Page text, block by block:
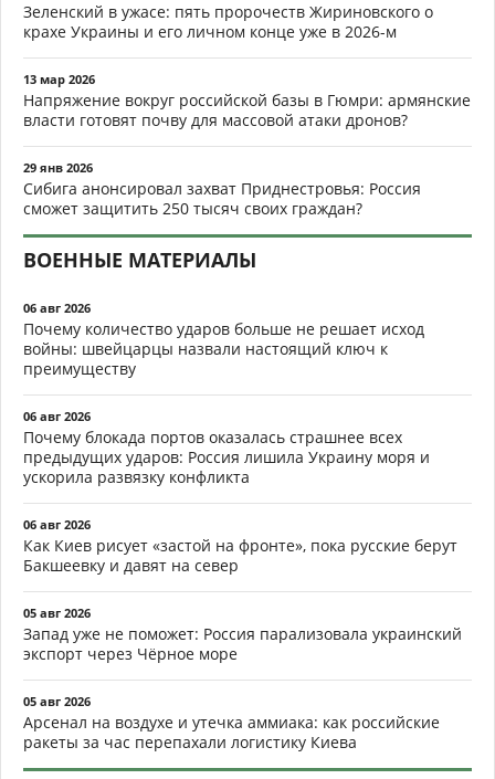
Зеленский в ужасе: пять пророчеств Жириновского о
крахе Украины и его личном конце уже в 2026-м
13 мар 2026
Напряжение вокруг российской базы в Гюмри: армянские
власти готовят почву для массовой атаки дронов?
29 янв 2026
Сибига анонсировал захват Приднестровья: Россия
сможет защитить 250 тысяч своих граждан?
ВОЕННЫЕ МАТЕРИАЛЫ
06 авг 2026
Почему количество ударов больше не решает исход
войны: швейцарцы назвали настоящий ключ к
преимуществу
06 авг 2026
Почему блокада портов оказалась страшнее всех
предыдущих ударов: Россия лишила Украину моря и
ускорила развязку конфликта
06 авг 2026
Как Киев рисует «застой на фронте», пока русские берут
Бакшеевку и давят на север
05 авг 2026
Запад уже не поможет: Россия парализовала украинский
экспорт через Чёрное море
05 авг 2026
Арсенал на воздухе и утечка аммиака: как российские
ракеты за час перепахали логистику Киева